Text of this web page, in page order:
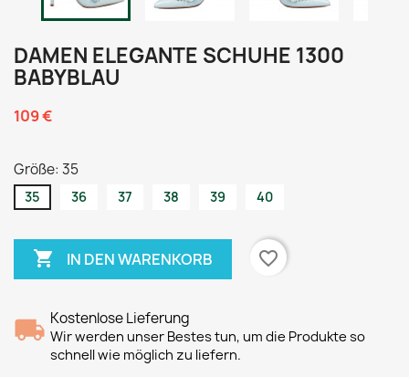
DAMEN ELEGANTE SCHUHE 1300
BABYBLAU
109 €
Größe: 35
35 36 37 38 39 40
 IN DEN WARENKORB favorite_border
Kostenlose Lieferung
Wir werden unser Bestes tun, um die Produkte so
schnell wie möglich zu liefern.